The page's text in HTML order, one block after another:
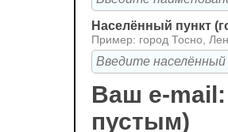
Населённый пункт
Пример: город Тосно,
Ваш e-mail:
пустым)